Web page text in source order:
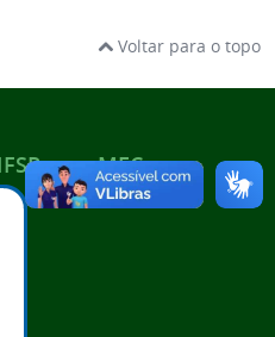
Voltar para o topo
no e-MEC